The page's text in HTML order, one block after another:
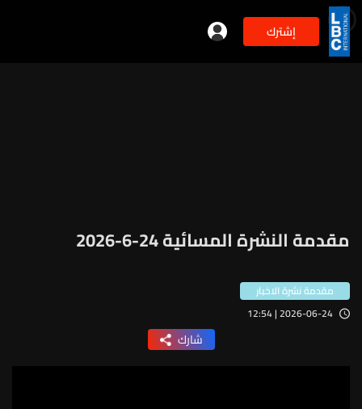
إشترك
مقدمة النشرة المسائية 24-6-2026
مقدمة نشرة الاخبار
2026-06-24 | 12:54
شارك